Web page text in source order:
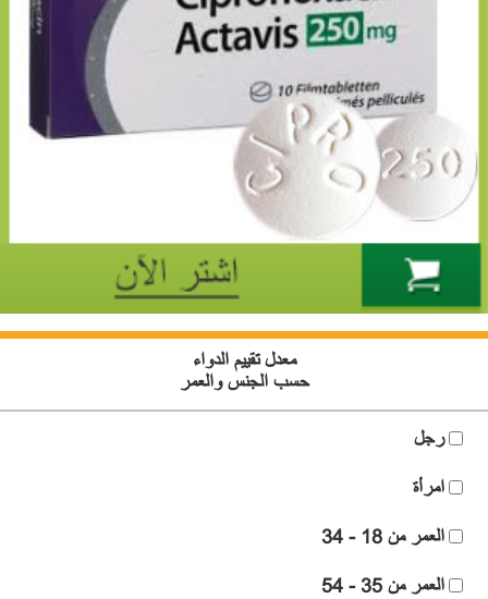
معدل تقييم الدواء
حسب الجنس والعمر
رجل
امرأة
العمر من 18 - 34
العمر من 35 - 54